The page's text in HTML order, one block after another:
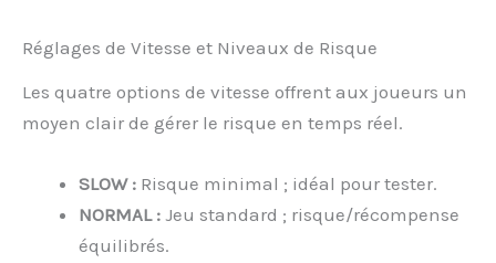
Réglages de Vitesse et Niveaux de Risque
Les quatre options de vitesse offrent aux joueurs un
moyen clair de gérer le risque en temps réel.
SLOW : Risque minimal ; idéal pour tester.
NORMAL : Jeu standard ; risque/récompense
équilibrés.